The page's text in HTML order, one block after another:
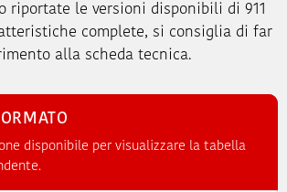
riportate le versioni disponibili di 911
complete, si consiglia di far
alla scheda tecnica.
disponibile per visualizzare la tabella